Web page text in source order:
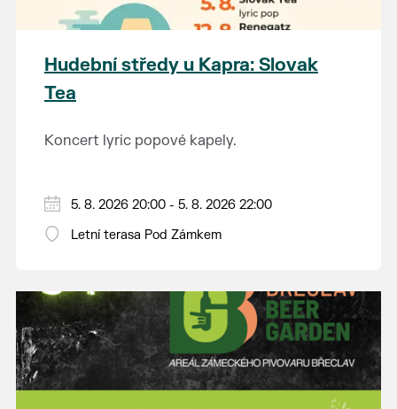
Hudební středy u Kapra: Slovak
Tea
Koncert lyric popové kapely.
5. 8. 2026 20:00 - 5. 8. 2026 22:00
Letní terasa Pod Zámkem